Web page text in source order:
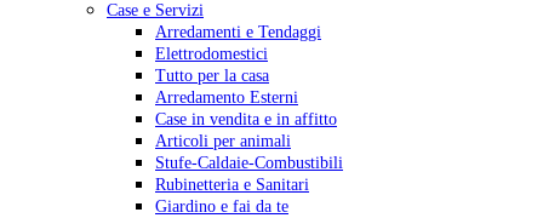
Case e Servizi
Arredamenti e Tendaggi
Elettrodomestici
Tutto per la casa
Arredamento Esterni
Case in vendita e in affitto
Articoli per animali
Stufe-Caldaie-Combustibili
Rubinetteria e Sanitari
Giardino e fai da te